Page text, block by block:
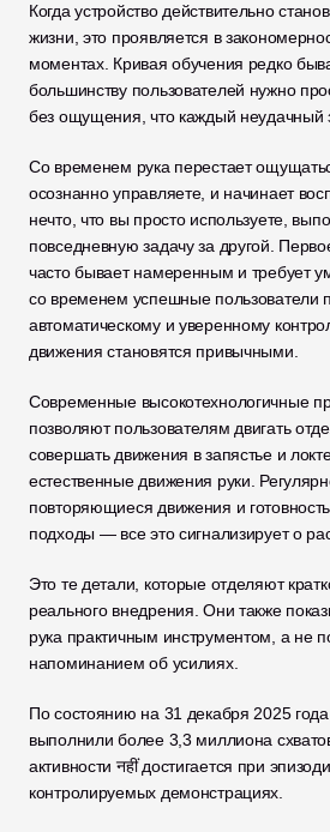
Когда устройство действительно
жизни, это проявляется в
моментах. Кривая обучения редко
большинству пользователей нужно
без ощущения, что каждый неудачный
Со временем рука перестает
осознанно управляете, и начинает
нечто, что вы просто используете,
повседневную задачу за другой.
часто бывает намеренным и требует
со временем успешные пользователи
автоматическому и уверенному
движения становятся привычными.
Современные высокотехнологичные
позволяют пользователям двигать
совершать движения в запястье и
естественные движения руки.
повторяющиеся движения и
подходы — все это сигнализирует о
Это те детали, которые отделяют
реального внедрения. Они также
рука практичным инструментом, а не
напоминанием об усилиях.
По состоянию на 31 декабря 2025
выполнили более 3,3 миллиона
активности नहीं достигается при
контролируемых демонстрациях.